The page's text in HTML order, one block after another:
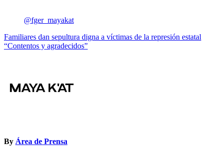
@fger_mayakat
Navegación
de
Familiares dan sepultura digna a víctimas de la represión estatal
“Contentos y agradecidos”
By Área de Prensa